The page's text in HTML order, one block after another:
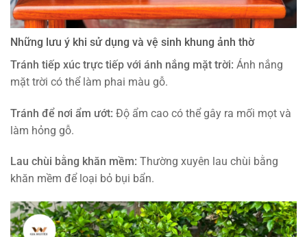
Những lưu ý khi sử dụng và vệ sinh khung ảnh thờ
Tránh tiếp xúc trực tiếp với ánh nắng mặt trời: Ánh nắng
mặt trời có thể làm phai màu gỗ.
Tránh để nơi ẩm ướt: Độ ẩm cao có thể gây ra mối mọt và
làm hỏng gỗ.
Lau chùi bằng khăn mềm: Thường xuyên lau chùi bằng
khăn mềm để loại bỏ bụi bẩn.